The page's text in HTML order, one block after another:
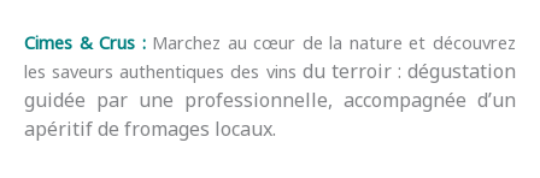
Cimes & Crus : Marchez au cœur de la nature et découvrez
les saveurs authentiques des vins du terroir : dégustation
guidée par une professionnelle, accompagnée d’un
apéritif de fromages locaux.